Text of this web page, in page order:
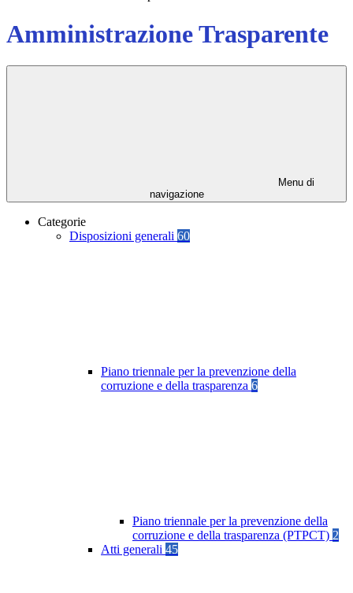
Amministrazione Trasparente
Menu di
navigazione
Categorie
Disposizioni generali 60
Piano triennale per la prevenzione della
corruzione e della trasparenza 6
Piano triennale per la prevenzione della
corruzione e della trasparenza (PTPCT) 2
Atti generali 45